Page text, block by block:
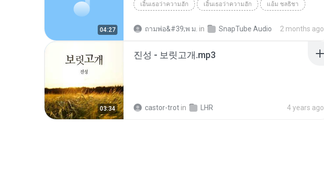
04:27
เอิ้นเธอว่าความฮัก เอิ้นเธอว่าความฮัก แอ้ม ชลธิชา
ถามพ่อ&#39;พ ม. in SnapTube Audio 2 months ago
03:34
진성 - 보릿고개.mp3
castor-trot in LHR 4 years ago